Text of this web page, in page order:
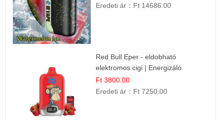
Eredeti ár： Ft 14686.00
Red Bull Eper - eldobható
elektromos cigi | Energizáló
Gyümölcs Íz
Ft 3800.00
Eredeti ár： Ft 7250.00